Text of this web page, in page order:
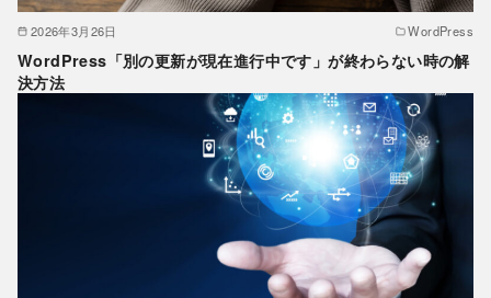
2026年3月26日 WordPress
WordPress「別の更新が現在進行中です」が終わらない時の解
決方法